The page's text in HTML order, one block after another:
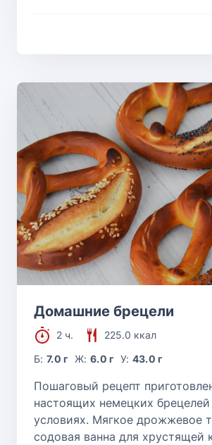
Домашние брецели
2 ч.
225.0 ккал
Б:7.0 г Ж: 6.0 г У: 43.0 г
Пошаговый рецепт
настоящих немецких
условиях. Мягкое дрожжевое
содовая ванна для хрустящей